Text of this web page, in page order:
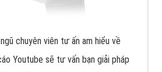
chuyên viên tư ấn am hiểu về
Youtube sẽ tư vấn bạn giải pháp